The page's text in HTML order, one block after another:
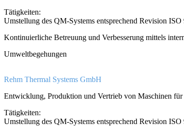
Tätigkeiten:
Umstellung des QM-Systems entsprechend Revision ISO
Kontinuierliche Betreuung und Verbesserung mittels
Umweltbegehungen
Rehm Thermal Systems GmbH​
Entwicklung, Produktion und Vertrieb von Maschinen
Tätigkeiten:
Umstellung des QM-Systems entsprechend Revision ISO